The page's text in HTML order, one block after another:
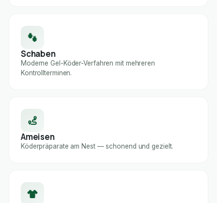
Schaben
Moderne Gel-Köder-Verfahren mit mehreren
Kontrollterminen.
Ameisen
Köderpräparate am Nest — schonend und gezielt.